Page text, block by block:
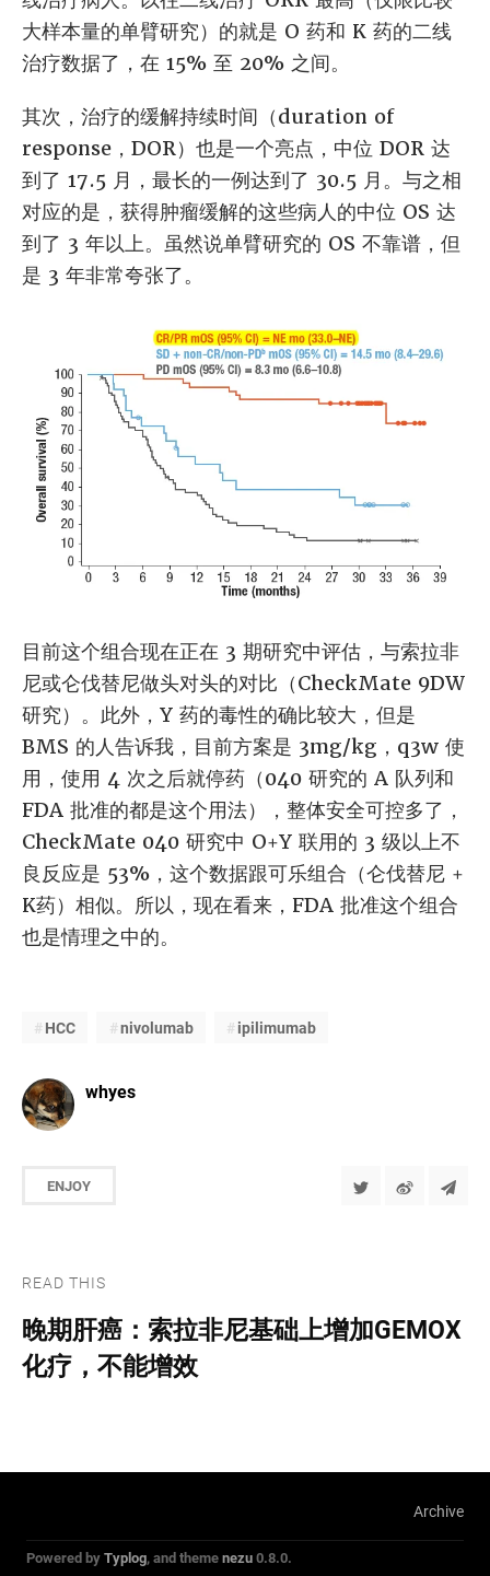
大样本量的单臂研究）的就是 O 药和 K 药的二线
治疗数据了，在 15% 至 20% 之间。
其次，治疗的缓解持续时间（duration of
response，DOR）也是一个亮点，中位 DOR 达
到了 17.5 月，最长的一例达到了 30.5 月。与之相
对应的是，获得肿瘤缓解的这些病人的中位 OS 达
到了 3 年以上。虽然说单臂研究的 OS 不靠谱，但
是 3 年非常夸张了。
目前这个组合现在正在 3 期研究中评估，与索拉非
尼或仑伐替尼做头对头的对比（CheckMate 9DW
研究）。此外，Y 药的毒性的确比较大，但是
BMS 的人告诉我，目前方案是 3mg/kg，q3w 使
用，使用 4 次之后就停药（040 研究的 A 队列和
FDA 批准的都是这个用法），整体安全可控多了，
CheckMate 040 研究中 O+Y 联用的 3 级以上不
良反应是 53%，这个数据跟可乐组合（仑伐替尼 +
K药）相似。所以，现在看来，FDA 批准这个组合
也是情理之中的。
HCC nivolumab ipilimumab
whyes
ENJOY
READ THIS
晚期肝癌：索拉非尼基础上增加GEMOX
化疗，不能增效
Archive
Powered byTyplog, and themenezu0.8.0.